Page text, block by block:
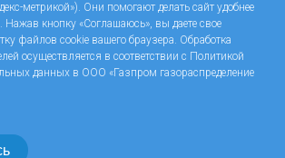
метрикой»). Они помогают делать сайт удобнее
Нажав кнопку «Соглашаюсь», вы даете свое
файлов cookie вашего браузера. Обработка
осуществляется в соответствии с Политикой
данных в ООО «Газпром газораспределение